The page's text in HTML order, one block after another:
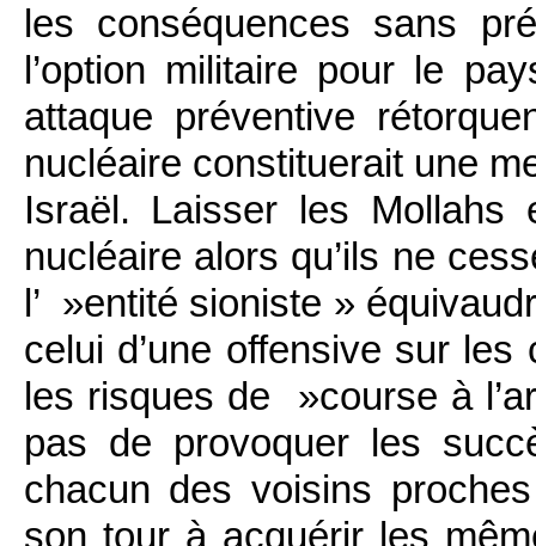
les conséquences sans
l’option militaire pour le
attaque préventive
nucléaire constituerait une
Israël. Laisser les Mollahs
nucléaire alors qu’ils ne
l’ »entité sioniste »
celui d’une offensive sur
les risques de »course à
pas de provoquer les
chacun des voisins
son tour à acquérir les